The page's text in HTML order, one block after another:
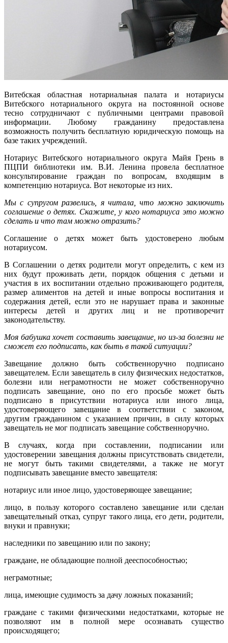
Витебская областная нотариальная палата и нотариусы
Витебского нотариального округа на постоянной основе
тесно сотрудничают с публичными центрами правовой
информации. Любому гражданину предоставлена
возможность получить бесплатную юридическую помощь на
базе таких учреждений.
Нотариус Витебского нотариального округа Майя Грень в
ПЦПИ библиотеки им. В.И. Ленина провела бесплатное
консультирование граждан по вопросам, входящим в
компетенцию нотариуса. Вот некоторые из них.
Мы с супругом развелись, я читала, что можно заключить
соглашение о детях. Скажите, у кого нотариуса это можно
сделать и что там можно отразить?
Соглашение о детях может быть удостоверено любым
нотариусом.
В Соглашении о детях родители могут определить, с кем из
них будут проживать дети, порядок общения с детьми и
участия в их воспитании отдельно проживающего родителя,
размер алиментов на детей и иные вопросы воспитания и
содержания детей, если это не нарушает права и законные
интересы детей и других лиц и не противоречит
законодательству.
Моя бабушка хочет составить завещание, но из-за болезни не
сможет его подписать, как быть в такой ситуации?
Завещание должно быть собственноручно подписано
завещателем. Если завещатель в силу физических недостатков,
болезни или неграмотности не может собственноручно
подписать завещание, оно по его просьбе может быть
подписано в присутствии нотариуса или иного лица,
удостоверяющего завещание в соответствии с законом,
другим гражданином с указанием причин, в силу которых
завещатель не мог подписать завещание собственноручно.
В случаях, когда при составлении, подписании или
удостоверении завещания должны присутствовать свидетели,
не могут быть такими свидетелями, а также не могут
подписывать завещание вместо завещателя:
нотариус или иное лицо, удостоверяющее завещание;
лицо, в пользу которого составлено завещание или сделан
завещательный отказ, супруг такого лица, его дети, родители,
внуки и правнуки;
наследники по завещанию или по закону;
граждане, не обладающие полной дееспособностью;
неграмотные;
лица, имеющие судимость за дачу ложных показаний;
граждане с такими физическими недостатками, которые не
позволяют им в полной мере осознавать существо
происходящего;